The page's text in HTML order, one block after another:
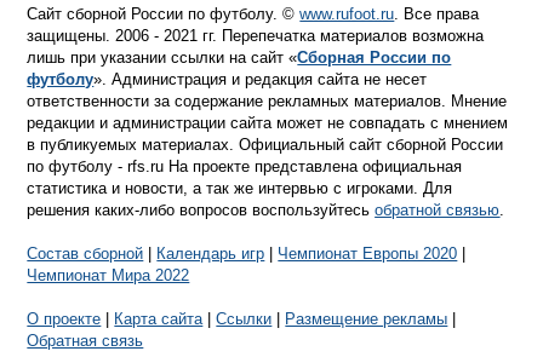
Сайт сборной России по футболу. ©www.rufoot.ru. Все права
защищены. 2006 - 2021 гг. Перепечатка материалов возможна
лишь при указании ссылки на сайт «Сборная России по
футболу». Администрация и редакция сайта не несет
ответственности за содержание рекламных материалов. Мнение
редакции и администрации сайта может не совпадать с мнением
в публикуемых материалах. Официальный сайт сборной России
по футболу - rfs.ru На проекте представлена официальная
статистика и новости, а так же интервью с игроками. Для
решения каких-либо вопросов воспользуйтесьобратной связью.
Состав сборной Календарь игр Чемпионат Европы 2020
Чемпионат Мира 2022
О проекте Карта сайта|Ссылки Размещение рекламы
Обратная связь